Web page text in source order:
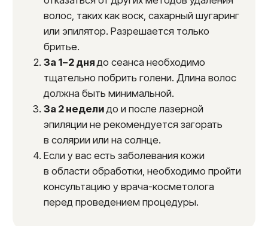
Наши преимущества
Опытные специалисты с медицинским
образованием.
лазер, признанный самым безопасным.
Строгое соблюдение медицинской
безопасности и санитарных норм.
Индивидуальный подход к каждому
пациенту.
Доступные цены и акции.
Бесплатная консультация врача-
косметолога.